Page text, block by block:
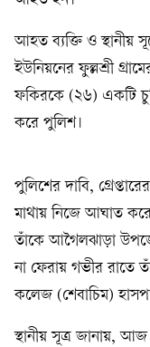
আহত ব্যক্তি ও স্থানীয়
ইউনিয়নের ফুল্লশ্রী
ফকিরকে (২৬) একটি
করে পুলিশ।
পুলিশের দাবি,
মাথায় নিজে আঘাত
তাঁকে আগৈলঝাড়া
না ফেরায় গভীর রাতে
কলেজ (শেবাচিম)
স্থানীয় সূত্র জানায়,